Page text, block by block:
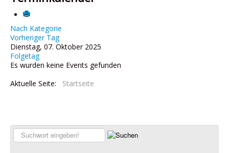
Über uns
Leistungen
Ausbildung
Fachbetriebe
Links
Nach Kategorie
Vorheriger Tag
Dienstag, 07. Oktober 2025
Folgetag
Es wurden keine Events gefunden
Aktuelle Seite:
Startseite
Suchen...